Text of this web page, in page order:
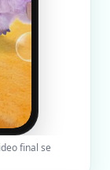
final se